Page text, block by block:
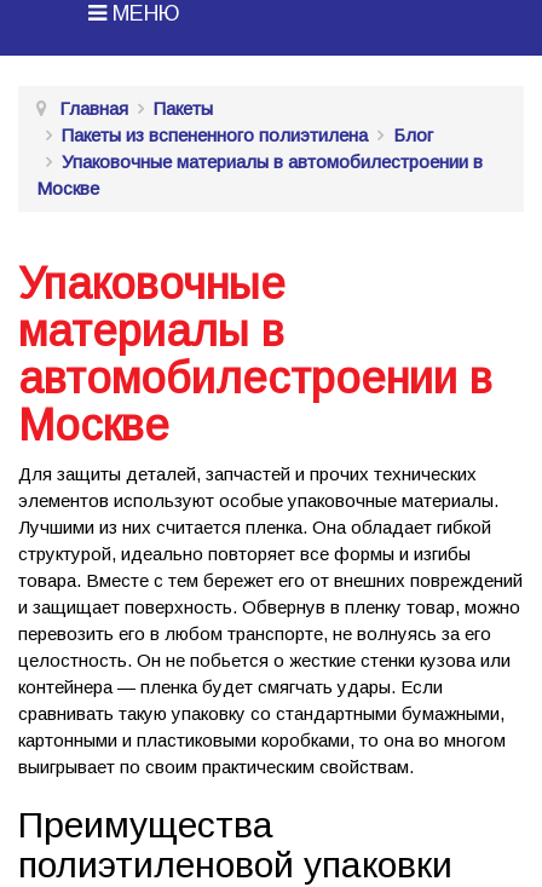
МЕНЮ
Главная
Пакеты
Пакеты из вспененного полиэтилена
Блог
Упаковочные материалы в автомобилестроении в
Москве
Упаковочные
материалы в
автомобилестроении в
Москве
Для защиты деталей, запчастей и прочих технических
элементов используют особые упаковочные материалы.
Лучшими из них считается пленка. Она обладает гибкой
структурой, идеально повторяет все формы и изгибы
товара. Вместе с тем бережет его от внешних повреждений
и защищает поверхность. Обвернув в пленку товар, можно
перевозить его в любом транспорте, не волнуясь за его
целостность. Он не побьется о жесткие стенки кузова или
контейнера — пленка будет смягчать удары. Если
сравнивать такую упаковку со стандартными бумажными,
картонными и пластиковыми коробками, то она во многом
выигрывает по своим практическим свойствам.
Преимущества
полиэтиленовой упаковки